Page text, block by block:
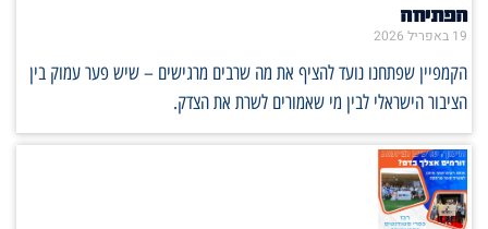
הפתיחה
19 באפריל 2026
הקמפיין שפתחנו נועד להציף את מה שרבים מרגישים – שיש פער עמוק בין
הציבור הישראלי לבין מי שאמורים לשרת את הצדק.